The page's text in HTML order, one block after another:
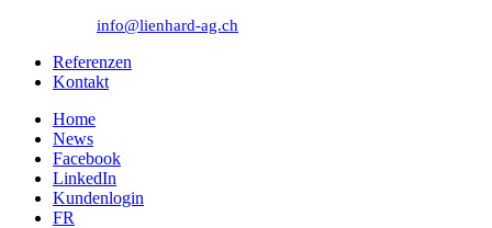
info@lienhard-ag.ch
Referenzen
Kontakt
Home
News
Facebook
LinkedIn
Kundenlogin
FR